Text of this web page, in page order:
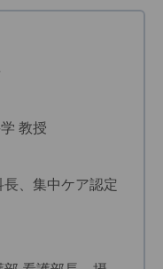
教授
、集中ケア認定